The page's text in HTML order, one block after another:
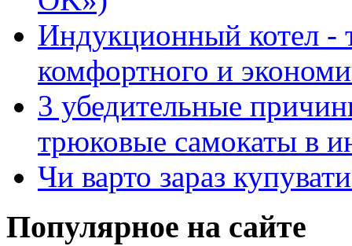
Индукционный котел -
комфортного и
3 убедительные
трюковые самокаты в
Чи варто зараз
Популярное на сайте